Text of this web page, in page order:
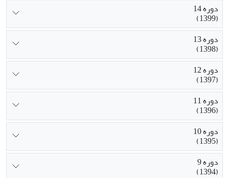
دوره 14
(1399)
دوره 13
(1398)
دوره 12
(1397)
دوره 11
(1396)
دوره 10
(1395)
دوره 9
(1394)